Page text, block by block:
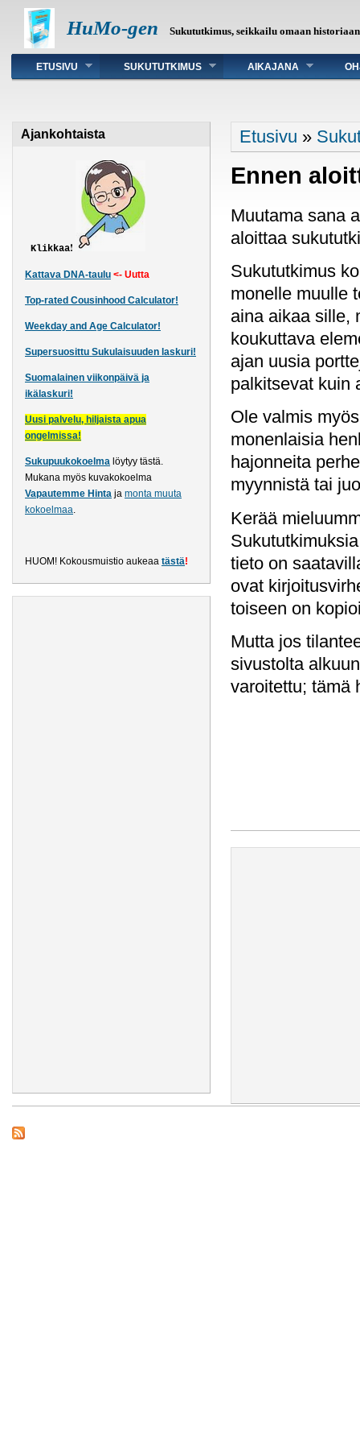
HuMo-gen Sukututkimus, seikkailu omaan historiaan
Päävalikko
ETUSIVU SUKUTUTKIMUS AIKAJANA
Ajankohtaista
Klikkaa!
Kattava DNA-taulu <- Uutta
Top-rated Cousinhood Calculator!
Weekday and Age Calculator!
Supersuosittu Sukulaisuuden laskuri!
Suomalainen viikonpäivä ja
ikälaskuri!
Uusi palvelu, hiljaista apua
ongelmissa!
Sukupuukokoelma löytyy tästä.
Mukana myös kuvakokoelma
Vapautemme Hinta ja monta muuta
kokoelmaa.
HUOM! Kokousmuistio aukeaa tästä!
Olet täällä
Etusivu »
Ennen
Muutama sana
aloittaa
Sukututkimus
monelle muulle
aina aikaa sille,
koukuttava
ajan uusia
palkitsevat kuin
Ole valmis
monenlaisia
hajonneita
myynnistä tai
Kerää
tieto on
ovat
toiseen on
Mutta jos
sivustolta
varoitettu; tämä